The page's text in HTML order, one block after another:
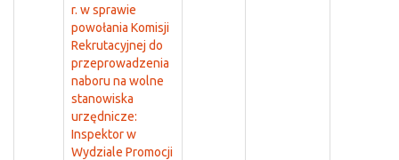
r. w sprawie
powołania Komisji
Rekrutacyjnej do
przeprowadzenia
naboru na wolne
stanowiska
urzędnicze:
Inspektor w
Wydziale Promocji